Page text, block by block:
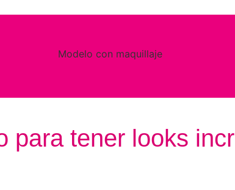
para tener looks